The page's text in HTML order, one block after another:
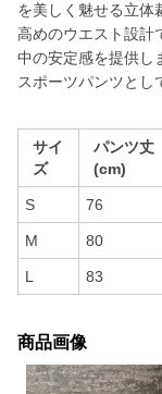
を美しく魅せる立体
高めのウエスト設計
中の安定感を提供し
スポーツパンツとし
サイ
ズ
パンツ丈
(cm)
S 76
M 80
L 83
商品画像